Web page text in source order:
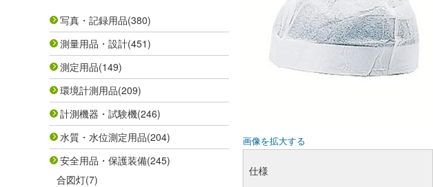
写真・記録用品(380)
測量用品・設計(451)
測定用品(149)
環境計測用品(209)
計測機器・試験機(246)
水質・水位測定用品(204)
安全用品・保護装備(245)
合図灯(7)
画像を拡大する
仕様